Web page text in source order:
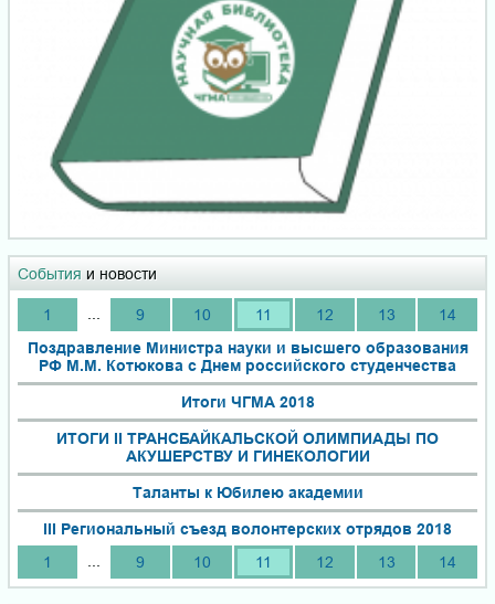
События и новости
1 9 10 11 12 13
14
Поздравление Министра науки и высшего образования
РФ М.М. Котюкова с Днем российского студенчества
Итоги ЧГМА 2018
ИТОГИ II ТРАНСБАЙКАЛЬСКОЙ ОЛИМПИАДЫ ПО
АКУШЕРСТВУ И ГИНЕКОЛОГИИ
Таланты к Юбилею академии
III Региональный съезд волонтерских отрядов 2018
1
9 10 11 12 13 14